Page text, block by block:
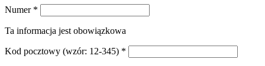
Numer *
Ta informacja jest obowiązkowa
Kod pocztowy (wzór: 12-345) *